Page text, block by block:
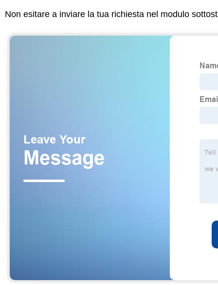
Non esitare a inviare la tua richiesta nel modulo